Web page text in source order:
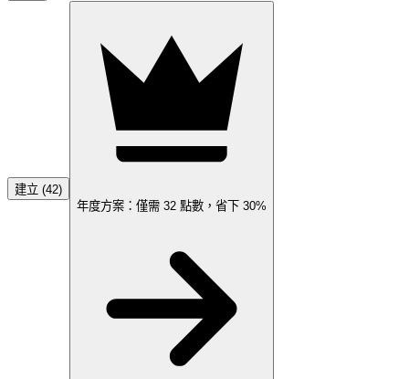
建立 (42)
年度方案：僅需 32 點數，省下 30%